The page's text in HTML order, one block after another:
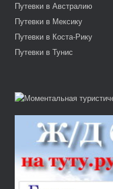
Путевки в Австралию
Путевки в Мексику
Путевки в Коста-Рику
Путевки в Тунис